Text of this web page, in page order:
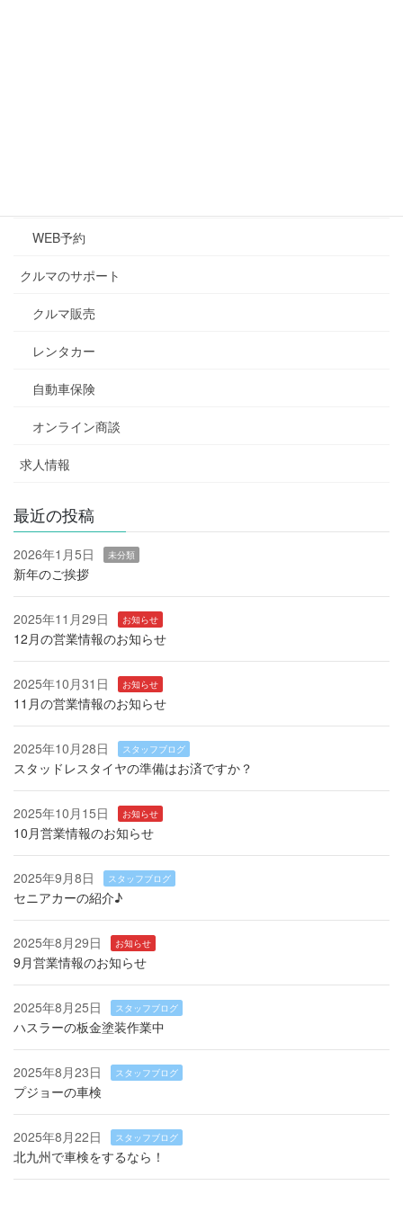
WEB予約
クルマのサポート
クルマ販売
レンタカー
自動車保険
オンライン商談
求人情報
最近の投稿
2026年1月5日 未分類
新年のご挨拶
2025年11月29日 お知らせ
12月の営業情報のお知らせ
2025年10月31日 お知らせ
11月の営業情報のお知らせ
2025年10月28日 スタッフブログ
スタッドレスタイヤの準備はお済ですか？
2025年10月15日 お知らせ
10月営業情報のお知らせ
2025年9月8日 スタッフブログ
セニアカーの紹介♪
2025年8月29日 お知らせ
9月営業情報のお知らせ
2025年8月25日 スタッフブログ
ハスラーの板金塗装作業中
2025年8月23日 スタッフブログ
プジョーの車検
2025年8月22日 スタッフブログ
北九州で車検をするなら！